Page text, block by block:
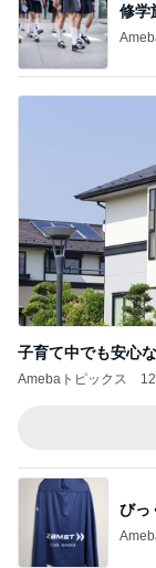
子育て中でも安心
Amebaトピックス
びっ
3千